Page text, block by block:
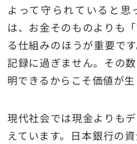
よって守られていると思
は、お金そのものよりも
る仕組みのほうが重要で
記録に過ぎません。その
明できるからこそ価値が生
現代社会では現金よりも
えています。日本銀行の